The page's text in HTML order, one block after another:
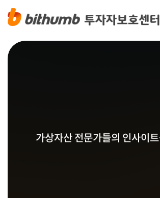
가상자산 전문가들의 인사이